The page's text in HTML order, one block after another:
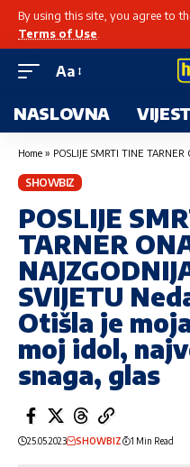
By using this site, you agree to
Terms of Use
Aa
NASLOVNA
Home » POSLIJE SMRTI TINE TARNER ONA JE NAJZGODNIJA
SHOWBIZ
POSLIJE
TARNER
SVIJETU
Otišla je
moj idol,
snaga, glas
25.05.2023 SHOWBIZ 1 Min Read